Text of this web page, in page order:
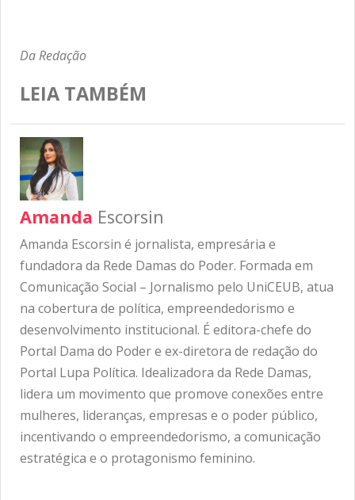
Da Redação
LEIA TAMBÉM
Amanda Escorsin
Amanda Escorsin é jornalista, empresária e
fundadora da Rede Damas do Poder. Formada em
Comunicação Social – Jornalismo pelo UniCEUB, atua
na cobertura de política, empreendedorismo e
desenvolvimento institucional. É editora-chefe do
Portal Dama do Poder e ex-diretora de redação do
Portal Lupa Política. Idealizadora da Rede Damas,
lidera um movimento que promove conexões entre
mulheres, lideranças, empresas e o poder público,
incentivando o empreendedorismo, a comunicação
estratégica e o protagonismo feminino.